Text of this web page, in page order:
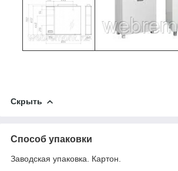
Скрыть
Способ упаковки
Заводская упаковка. Картон.